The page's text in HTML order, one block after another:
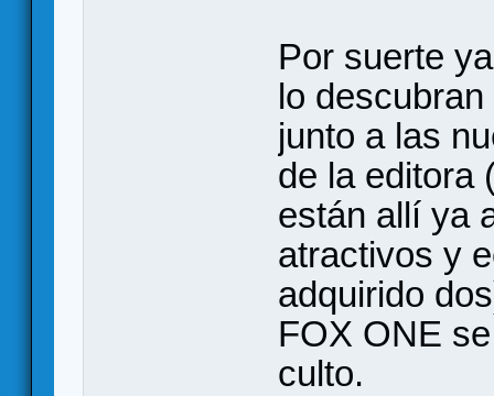
Por suerte
lo
junto a las
de la editora
están allí ya
atractivos y
adquirido
FOX ONE
culto.